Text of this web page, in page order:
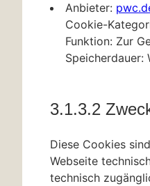
Anbieter:
Cookie-
Funktion: Zur
Speicherdauer:
3.1.3.2
Diese Cookies
Webseite
technisch